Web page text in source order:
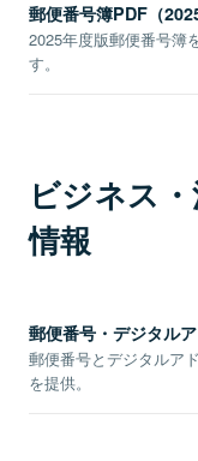
郵便番号簿PDF（
2025年度版郵便番号簿
す。
ビジネス
情報
郵便番号・デジタル
郵便番号とデジタルア
を提供。